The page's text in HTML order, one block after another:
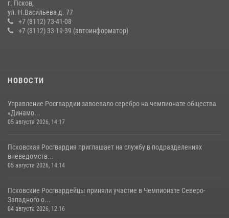
Сотрудники вневедомственной охраны Росгвардии за минувшие
сутки пресекли в областном центре серию краж
22 июля 2026, 10:19
23 июля 2026, 13:19
г. Псков,
ул. Н.Васильева д. 77
+7 (8112) 73-41-08
+7 (8112) 33-19-39 (автоинформатор)
НОВОСТИ
Управление Росгвардии завоевало серебро на чемпионате общества
«Динамо...
05 августа 2026, 14:17
Псковская Росгвардия приглашает на службу в подразделениях
вневедомств...
05 августа 2026, 14:14
Псковские Росгвардейцы приняли участие в Чемпионате Северо-
Западного о...
04 августа 2026, 12:16